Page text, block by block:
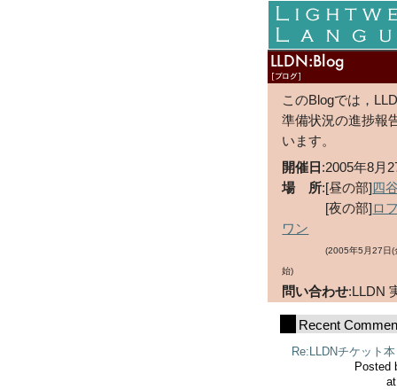
Skip
to
content
LLDN
このBlogでは，
準備状況の進捗報
います。
開催日 :2005年8月
場 所:[昼の部]四
[夜の部]ロ
ワン
(2005年5月27日(
始)
問い合わせ:LLDN
Recent
Re:LLDNチケット
Posted
at